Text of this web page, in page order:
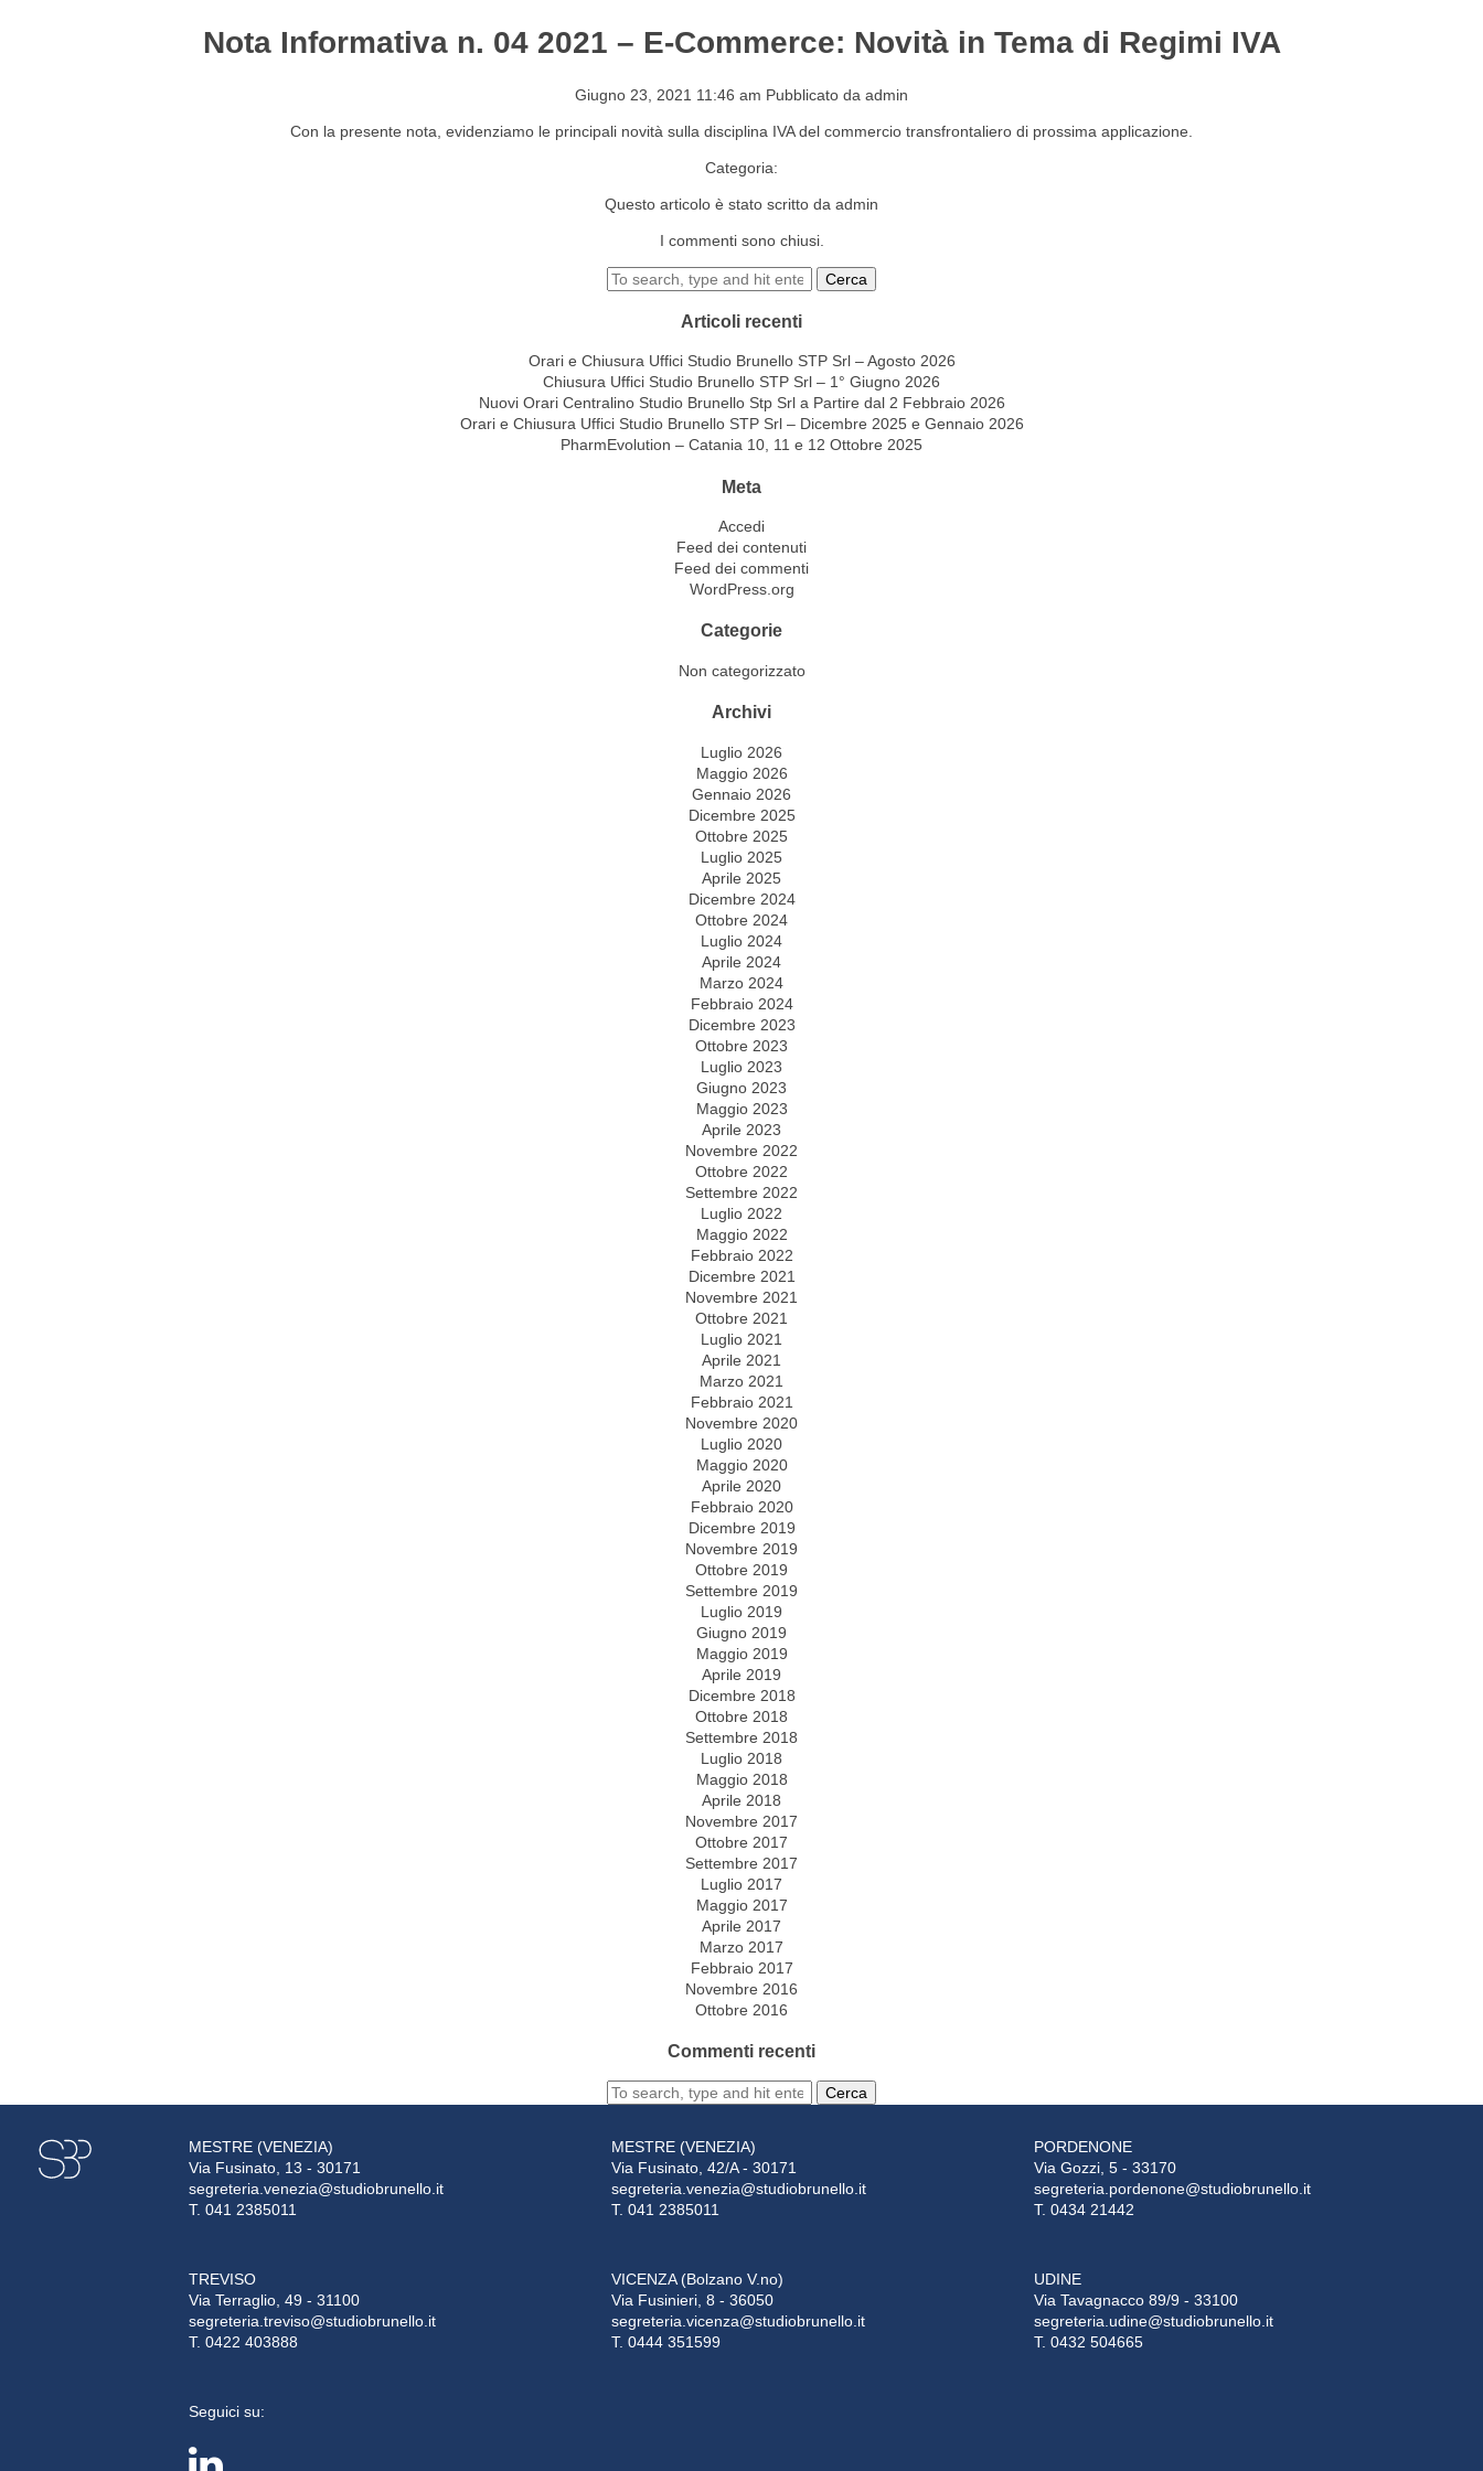
Gestione del personale
Nota Informativa n. 04 2021 – E-Commerce: Novità in Tema di Regimi IVA
Giugno 23, 2021 11:46 am Pubblicato da admin
Con la presente nota, evidenziamo le principali novità sulla disciplina IVA del commercio transfrontaliero di prossima applicazione.
Categoria:
Questo articolo è stato scritto da admin
I commenti sono chiusi.
Cerca
Articoli recenti
Orari e Chiusura Uffici Studio Brunello STP Srl – Agosto 2026
Chiusura Uffici Studio Brunello STP Srl – 1° Giugno 2026
Nuovi Orari Centralino Studio Brunello Stp Srl a Partire dal 2 Febbraio 2026
Orari e Chiusura Uffici Studio Brunello STP Srl – Dicembre 2025 e Gennaio 2026
PharmEvolution – Catania 10, 11 e 12 Ottobre 2025
Meta
Accedi
Feed dei contenuti
Feed dei commenti
WordPress.org
Categorie
Non categorizzato
Archivi
Luglio 2026
Maggio 2026
Gennaio 2026
Dicembre 2025
Ottobre 2025
Luglio 2025
Aprile 2025
Dicembre 2024
Ottobre 2024
Luglio 2024
Aprile 2024
Marzo 2024
Febbraio 2024
Dicembre 2023
Ottobre 2023
Luglio 2023
Giugno 2023
Maggio 2023
Aprile 2023
Novembre 2022
Ottobre 2022
Settembre 2022
Luglio 2022
Maggio 2022
Febbraio 2022
Dicembre 2021
Novembre 2021
Ottobre 2021
Luglio 2021
Aprile 2021
Marzo 2021
Febbraio 2021
Novembre 2020
Luglio 2020
Maggio 2020
Aprile 2020
Febbraio 2020
Dicembre 2019
Novembre 2019
Ottobre 2019
Settembre 2019
Luglio 2019
Giugno 2019
Maggio 2019
Aprile 2019
Dicembre 2018
Ottobre 2018
Settembre 2018
Luglio 2018
Maggio 2018
Aprile 2018
Novembre 2017
Ottobre 2017
Settembre 2017
Luglio 2017
Maggio 2017
Aprile 2017
Marzo 2017
Febbraio 2017
Novembre 2016
Ottobre 2016
Commenti recenti
Cerca
MESTRE (VENEZIA)
Via Fusinato, 13 - 30171
segreteria.venezia@studiobrunello.it
T. 041 2385011
MESTRE (VENEZIA)
Via Fusinato, 42/A - 30171
segreteria.venezia@studiobrunello.it
T. 041 2385011
PORDENONE
Via Gozzi, 5 - 33170
segreteria.pordenone@studiobrunello.it
T. 0434 21442
TREVISO
Via Terraglio, 49 - 31100
segreteria.treviso@studiobrunello.it
T. 0422 403888
VICENZA (Bolzano V.no)
Via Fusinieri, 8 - 36050
segreteria.vicenza@studiobrunello.it
T. 0444 351599
UDINE
Via Tavagnacco 89/9 - 33100
segreteria.udine@studiobrunello.it
T. 0432 504665
Seguici su: